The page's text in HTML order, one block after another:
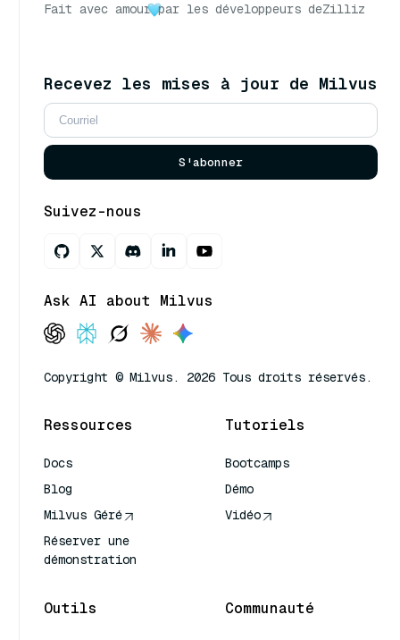
Fait avec amour par les développeurs deZilliz
Recevez les mises à jour de Milvus
S'abonner
Suivez-nous
Ask AI about Milvus
Copyright © Milvus. 2026 Tous droits réservés.
Ressources
Docs
Blog
Milvus Géré
Réserver une
démonstration
Tutoriels
Bootcamps
Démo
Vidéo
Outils Communauté